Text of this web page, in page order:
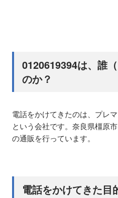
0120619394は、誰
のか？
電話をかけてきたのは、プレ
という会社です。奈良県橿原
の通販を行っています。
電話をかけてきた目